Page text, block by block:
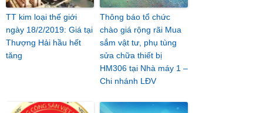
TT kim loại thế giới
ngày 18/2/2019: Giá tại
Thượng Hải hầu hết
tăng
Thông báo tổ chức
chào giá rộng rãi Mua
sắm vật tư, phụ tùng
sửa chữa thiết bị
HM306 tại Nhà máy 1 –
Chi nhánh LĐV